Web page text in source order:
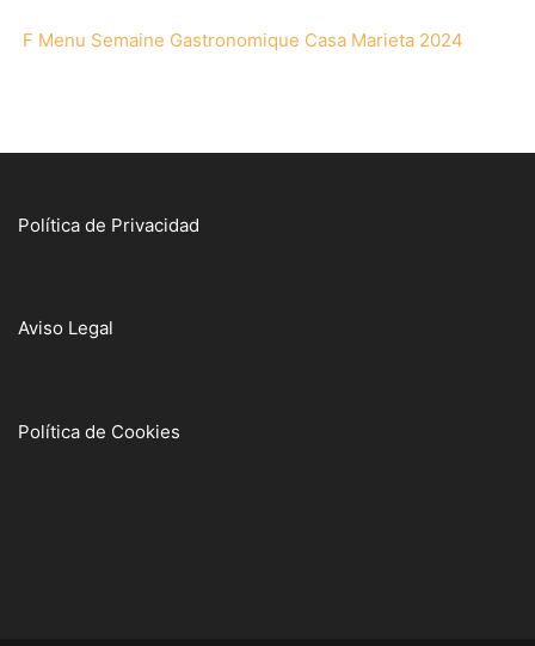
F Menu Semaine Gastronomique Casa Marieta 2024
Política de Privacidad
Aviso Legal
Política de Cookies